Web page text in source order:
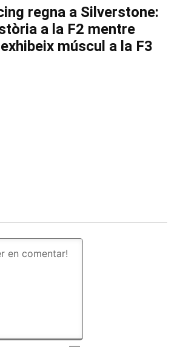
regna a Silverstone:
a la F2 mentre
múscul a la F3